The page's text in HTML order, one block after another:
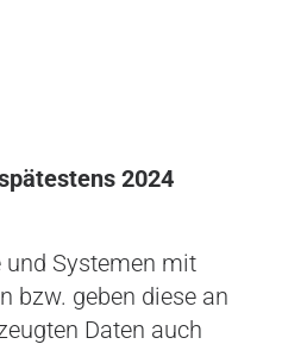
2024
Systemen mit
bzw. geben diese an
Daten auch